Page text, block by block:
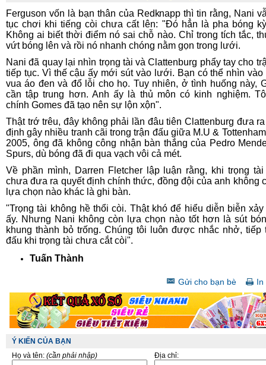
Ferguson vốn là bạn thân của Redknapp thì tin rằng, Nani
tục chơi khi tiếng còi chưa cất lên: "Đó hẳn là pha bóng
Không ai biết thời điểm nó sai chỗ nào. Chỉ trong tích tắc,
vứt bóng lên và rồi nó nhanh chóng nằm gọn trong lưới.
Nani đã quay lại nhìn trọng tài và Clattenburg phẩy tay cho
tiếp tục. Vì thế cậu ấy mới sút vào lưới. Bạn có thể nhìn vào
vua áo đen và đổ lỗi cho họ. Tuy nhiên, ở tình huống này,
cần tập trung hơn. Anh ấy là thủ môn có kinh nghiệm.
chính Gomes đã tạo nên sự lộn xộn".
Thật trớ trêu, đây không phải lần đâu tiên Clattenburg đưa
định gây nhiều tranh cãi trong trận đấu giữa M.U &
2005, ông đã không công nhận bàn thắng của Pedro
Spurs, dù bóng đã đi qua vạch vôi cả mét.
Về phần mình, Darren Fletcher lập luận rằng, khi trọng
chưa đưa ra quyết định chính thức, đồng đội của anh không
lựa chọn nào khác là ghi bàn.
"Trọng tài không hề thổi còi. Thật khó để hiểu diễn biễn
ấy. Nhưng Nani không còn lựa chọn nào tốt hơn là sút
khung thành bỏ trống. Chúng tôi luôn được nhắc nhở, tiếp
đấu khi trọng tài chưa cắt còi".
Tuấn Thành
Gửi cho bạn bè In
Ý KIẾN CỦA BẠN
Họ và tên: (cần phải nhập) Địa chỉ: